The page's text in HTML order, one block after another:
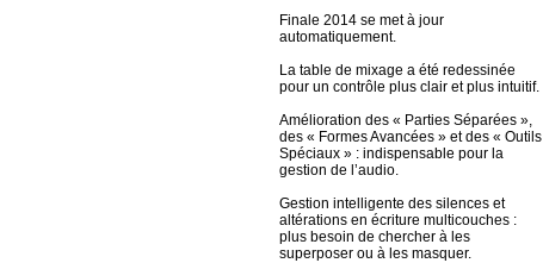
Finale 2014 se met à jour
automatiquement.
La table de mixage a été redessinée
pour un contrôle plus clair et plus intuitif.
Amélioration des « Parties Séparées »,
des « Formes Avancées » et des « Outils
Spéciaux » : indispensable pour la
gestion de l’audio.
Gestion intelligente des silences et
altérations en écriture multicouches :
plus besoin de chercher à les
superposer ou à les masquer.